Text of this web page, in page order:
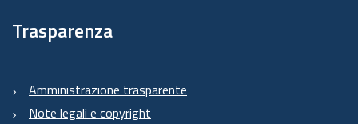
Trasparenza
Amministrazione trasparente
Note legali e copyright